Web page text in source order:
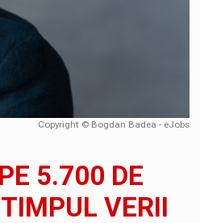
– peste 500 de participanti
de transport paletizat din
GT
Copyright © Bogdan Badea - eJobs
5.700 DE
VERII